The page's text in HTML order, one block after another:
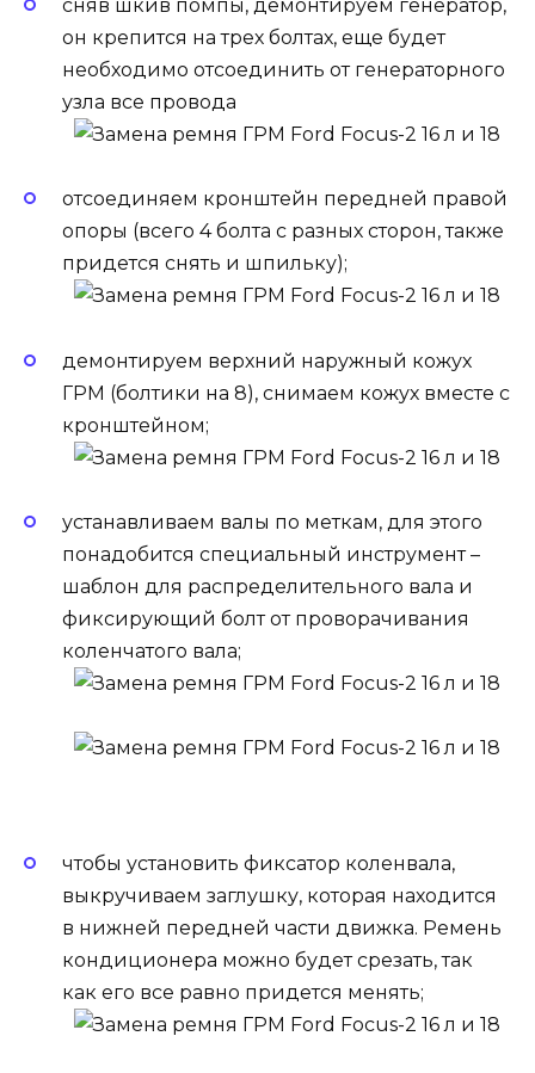
сняв шкив помпы, демонтируем генератор,
он крепится на трех болтах, еще будет
необходимо отсоединить от генераторного
узла все провода
отсоединяем кронштейн передней правой
опоры (всего 4 болта с разных сторон, также
придется снять и шпильку);
демонтируем верхний наружный кожух
ГРМ (болтики на 8), снимаем кожух вместе с
кронштейном;
устанавливаем валы по меткам, для этого
понадобится специальный инструмент –
шаблон для распределительного вала и
фиксирующий болт от проворачивания
коленчатого вала;
чтобы установить фиксатор коленвала,
выкручиваем заглушку, которая находится
в нижней передней части движка. Ремень
кондиционера можно будет срезать, так
как его все равно придется менять;